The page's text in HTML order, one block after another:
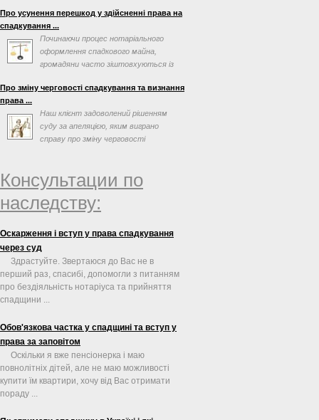
Про усунення перешкод у здійсненні права на
спадкування ...
Починаючи процес нотаріального
оформлення спадкового майна,
громадяни часто зіштовхуються із
Про зміну черговості спадкування та визнання
права ...
Наш клієнт задоволений рішенням
суду за апеляцією, яким виграно
справу про зміну черговості
Консультации по
наследству:
Оскарження і вступ у права спадкування
через суд
Здрастуйте. Звертаюся до Вас не в
перший раз, спасибі, допомогли з питанням
про бездіяльність нотаріуса та прийняття
спадщини ...
Обов'язкова частка у спадщині та вступ у
права за заповітом
Оскільки я вже пенсіонерка і маю
повнолітніх дітей, але не маю можливості
купити їм квартири, хочу від Вас отримати
пораду ...